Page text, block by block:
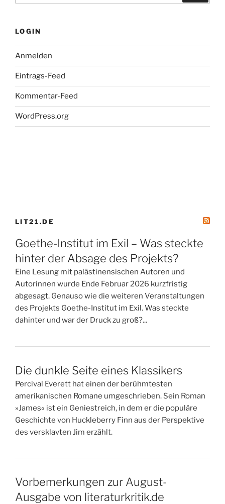
LOGIN
Anmelden
Eintrags-Feed
Kommentar-Feed
WordPress.org
LIT21.DE
Goethe-Institut im Exil – Was steckte
hinter der Absage des Projekts?
Eine Lesung mit palästinensischen Autoren und
Autorinnen wurde Ende Februar 2026 kurzfristig
abgesagt. Genauso wie die weiteren Veranstaltungen
des Projekts Goethe-Institut im Exil. Was steckte
dahinter und war der Druck zu groß?...
Die dunkle Seite eines Klassikers
Percival Everett hat einen der berühmtesten
amerikanischen Romane umgeschrieben. Sein Roman
»James« ist ein Geniestreich, in dem er die populäre
Geschichte von Huckleberry Finn aus der Perspektive
des versklavten Jim erzählt.
Vorbemerkungen zur August-
Ausgabe von literaturkritik.de